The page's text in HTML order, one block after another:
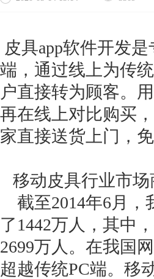
皮具app软件开发
端，通过线上为传
户直接转为顾客。
再在线上对比购买
家直接送货上门，
移动皮具行业市场
截至2014年6月，
了1442万人，其中
2699万人。在我国
超越传统PC端。移